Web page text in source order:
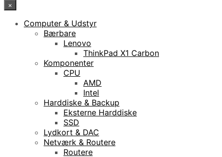
×
Computer & Udstyr
Bærbare
Lenovo
ThinkPad X1 Carbon
Komponenter
CPU
AMD
Intel
Harddiske & Backup
Eksterne Harddiske
SSD
Lydkort & DAC
Netværk & Routere
Routere